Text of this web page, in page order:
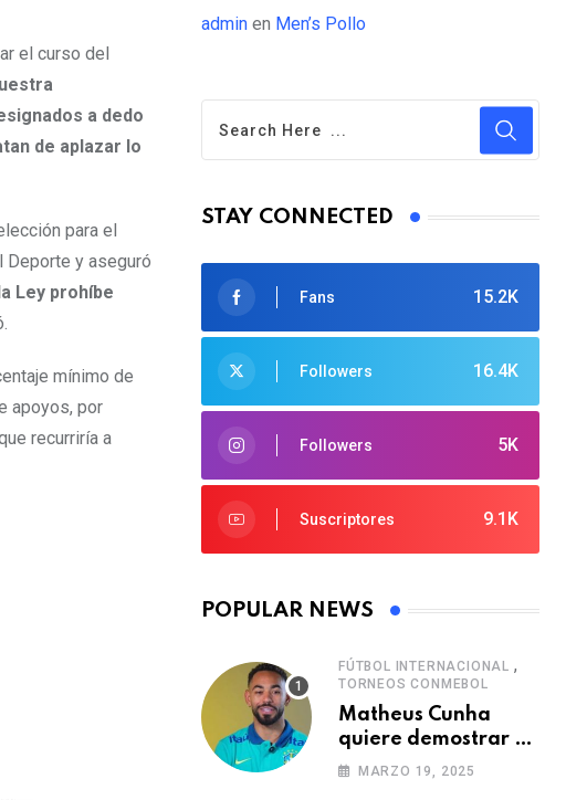
el curso del
a dedo
de aplazar lo
para el
Deporte y aseguró
Ley prohíbe
mínimo de
apoyos, por
recurriría a
admin en Men’s Pollo
STAY CONNECTED
15.2K
Fans
16.4K
Followers
5K
Followers
9.1K
Suscriptores
POPULAR NEWS
FÚTBOL INTERNACIONAL ,
TORNEOS CONMEBOL
Matheus Cunha
quiere demostrar el
verdadero nivel de
MARZO 19, 2025